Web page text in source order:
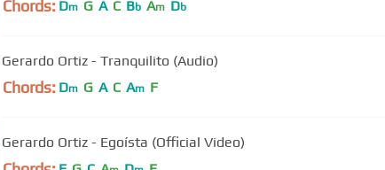
Chords: Dm G A C Bb Am Db
Gerardo Ortiz - Tranquilito (Audio)
Chords: Dm G A C Am F
Gerardo Ortiz - Egoísta (Official Video)